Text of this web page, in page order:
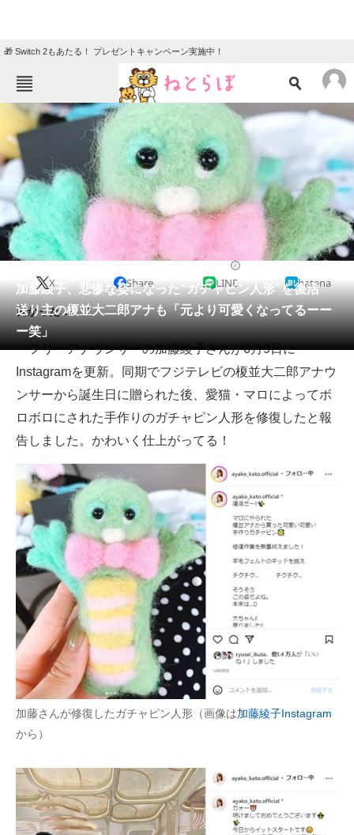
🎁 Switch 2もあたる！ プレゼントキャンペーン実施中！
ねとらぼメニュー
TOP ニュース
エンタメ クイズ
グルメ 地域
住まい 教育・育児
動物 リサーチ
会員記事
メディア
注目記事を集めた総合ページ
ITの今と未来を見通す
スマホと通信の最新トレンド
好きが集まる 比べて選べる
ビジネスと働き方のヒント
AI活用のいまが分かる
企業ITのトレンドを詳説
経営リーダーのコミュニティ
マーケ×ITの今がよく分かる
ITエンジニア向け専門サイト
製造業のIT導入・活用を支援
モノづくり技術者専門サイト
加藤綾子、悲惨な姿になった“ガチャピン人形”を復活
送り主の榎並大二郎アナも「元より可愛くなってるーー
ー笑」
X Share LINE hatena
良かった……！
フリーアナウンサーの加藤綾子さんが6月9日に
Instagramを更新。同期でフジテレビの榎並大二郎アナウ
ンサーから誕生日に贈られた後、愛猫・マロによってボ
ロボロにされた手作りのガチャピン人形を修復したと報
告しました。かわいく仕上がってる！
加藤さんが修復したガチャピン人形（画像は加藤綾子Instagram
から）